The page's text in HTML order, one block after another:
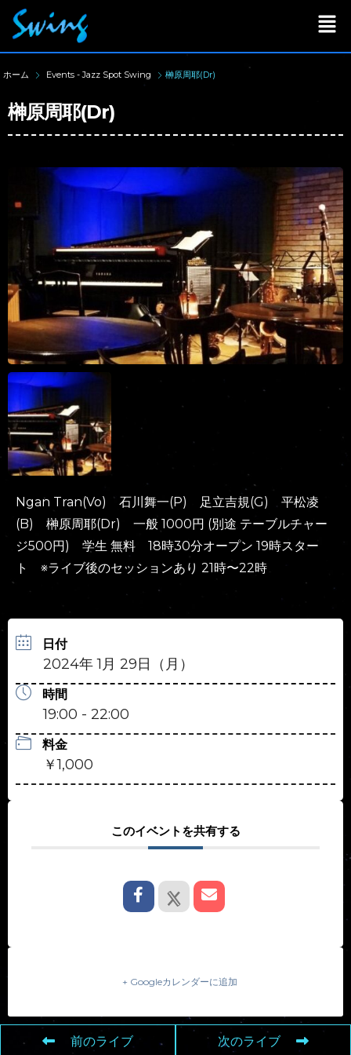
ホーム Events - Jazz Spot Swing 榊原周耶(Dr)
榊原周耶(Dr)
Ngan Tran(Vo) 石川舞一(P) 足立吉規(G) 平松凌
(B) 榊原周耶(Dr) 一般 1000円 (別途 テーブルチャー
ジ500円) 学生 無料 18時30分オープン 19時スター
ト ※ライブ後のセッションあり 21時〜22時
日付
2024年 1月 29日（月）
時間
19:00 - 22:00
料金
￥1,000
このイベントを共有する
+ Googleカレンダーに追加
前のライブ 次のライブ